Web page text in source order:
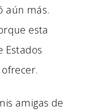
aún más.
esta
Estados
amigas de